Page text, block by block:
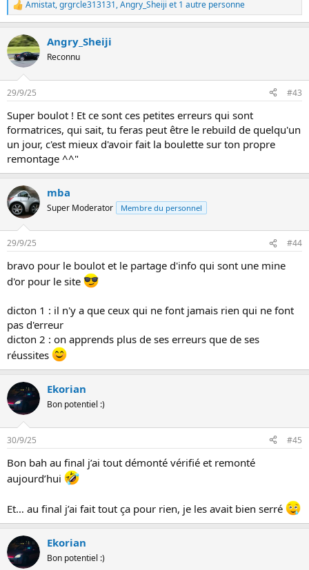
L
e
r
é
a
i
n
s
:
Amistat,grgrcle313131,Angry_Sheiji et 1 autre personne
Angry_Sheiji
Reconnu
29/9/25 #43
Super boulot ! Et ce sont ces petites erreurs qui sont
formatrices, qui sait, tu feras peut être le rebuild de quelqu'un
un jour, c'est mieux d'avoir fait la boulette sur ton propre
remontage ^^"
mba
Super Moderator Membre du personnel
29/9/25 #44
bravo pour le boulot et le partage d'info qui sont une mine
d'or pour le site
dicton 1 : il n'y a que ceux qui ne font jamais rien qui ne font
pas d'erreur
dicton 2 : on apprends plus de ses erreurs que de ses
réussites
Ekorian
Bon potentiel :)
30/9/25 #45
Bon bah au final j’ai tout démonté vérifié et remonté
aujourd’hui
Et… au final j’ai fait tout ça pour rien, je les avait bien serré
Ekorian
Bon potentiel :)